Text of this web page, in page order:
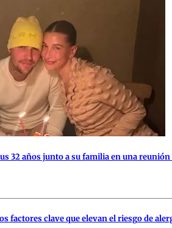
32 años junto a su familia en una
factores clave que elevan el riesgo de